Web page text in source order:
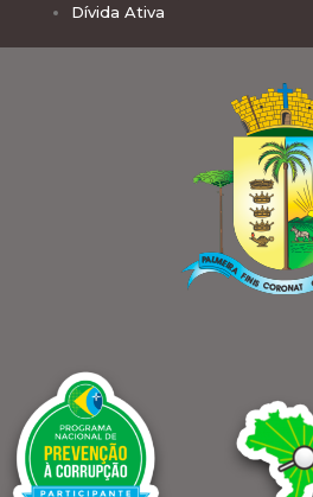
Dívida Ativa